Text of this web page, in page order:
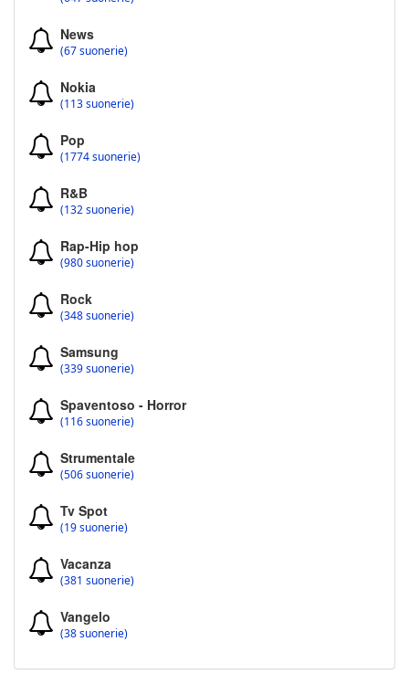
News
(67 suonerie)
Nokia
(113 suonerie)
Pop
(1774 suonerie)
R&B
(132 suonerie)
Rap-Hip hop
(980 suonerie)
Rock
(348 suonerie)
Samsung
(339 suonerie)
Spaventoso - Horror
(116 suonerie)
Strumentale
(506 suonerie)
Tv Spot
(19 suonerie)
Vacanza
(381 suonerie)
Vangelo
(38 suonerie)